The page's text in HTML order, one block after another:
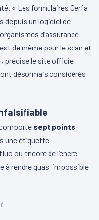
« Les formulaires Cerfa
depuis un logiciel de
d’assurance
de même pour le scan et
précise le site officiel
désormais considérés
sept points
une étiquette
ou encore de l’encre
à rendre quasi impossible